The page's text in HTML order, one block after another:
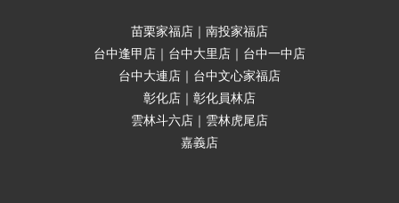
苗栗家福店｜南投家福店
台中逢甲店｜台中大里店｜台中一中店
台中大連店｜台中文心家福店
彰化店｜彰化員林店
雲林斗六店｜雲林虎尾店
嘉義店